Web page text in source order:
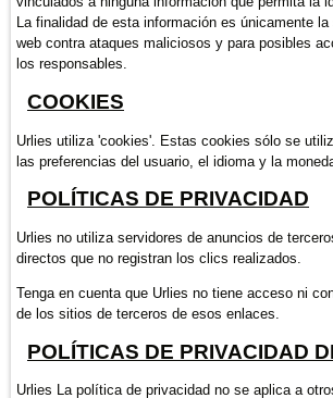
La finalidad de esta información es únicamente
web contra ataques maliciosos y para posibles
los responsables.
COOKIES
Urlies utiliza 'cookies'. Estas cookies sólo se
las preferencias del usuario, el idioma y la
POLÍTICAS DE PRIVACIDAD
Urlies no utiliza servidores de anuncios de
directos que no registran los clics realizados.
Tenga en cuenta que Urlies no tiene acceso ni
de los sitios de terceros de esos enlaces.
POLÍTICAS DE PRIVACIDAD
Urlies La política de privacidad no se aplica a